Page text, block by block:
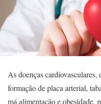
As doenças cardiovasculares,
formação de placa arterial,
má alimentação e obesidade,